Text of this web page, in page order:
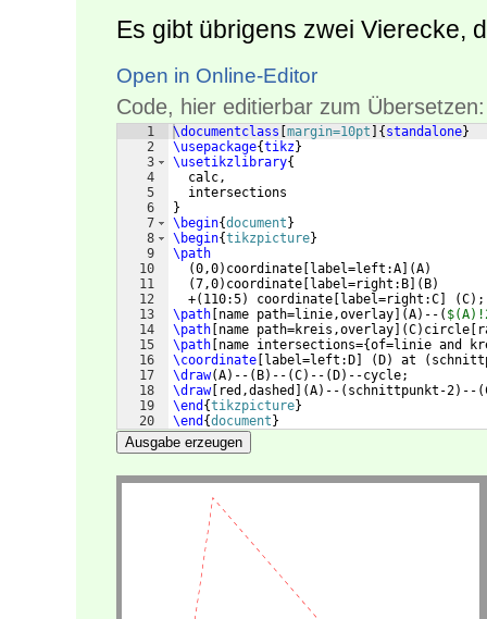
Es gibt übrigens zwei Vierecke,
Open in Online-Editor
Code, hier editierbar zum Übersetzen:
1
2
3
4
5
6
7
8
9
10
11
12
13
14
15
16
17
18
19
20
\documentclass margin=10pt { standalone}
\usepackage{tikz}
\usetikzlibrary{
  calc,
  intersections
}
\begin{document }
\begin{tikzpicture}
\path
(0,0) coordinate label=left:A (A)
(7,0) coordinate label=right:B ( B)
  +
( 110:5) coordinate label=right:C (C) ;
\path name path=linie,overlay (A) -- (
\path name path=kreis,overlay (C) circle
\path name intersections={of=linie and
\coordinate
label=left:D ( D) at (
\draw(A) -- ( B) -- (C) -- ( D) --cycle;
\draw[ red,dashed (A) -- ( schnittpunkt-2) -- (
\end {tikzpicture}
\end {document }
Ausgabe erzeugen